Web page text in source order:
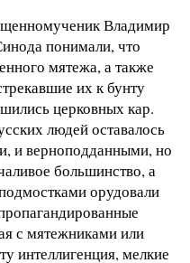
Владимир
понимали, что
мятежа, а также
их к бунту
церковных кар.
людей оставалось
и верноподданными, но
большинство, а
орудовали
с мятежниками или
интеллигенция, мелкие